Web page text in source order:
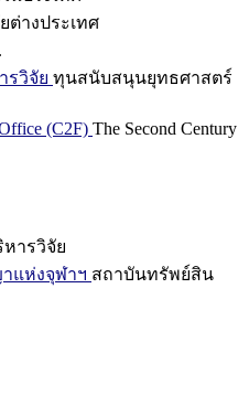
ต่างประเทศ
รวิจัย ทุนสนับสนุนยุทธศาสตร์
(C2F) The Second Century
ารวิจัย
แห่งจุฬาฯ สถาบันทรัพย์สิน